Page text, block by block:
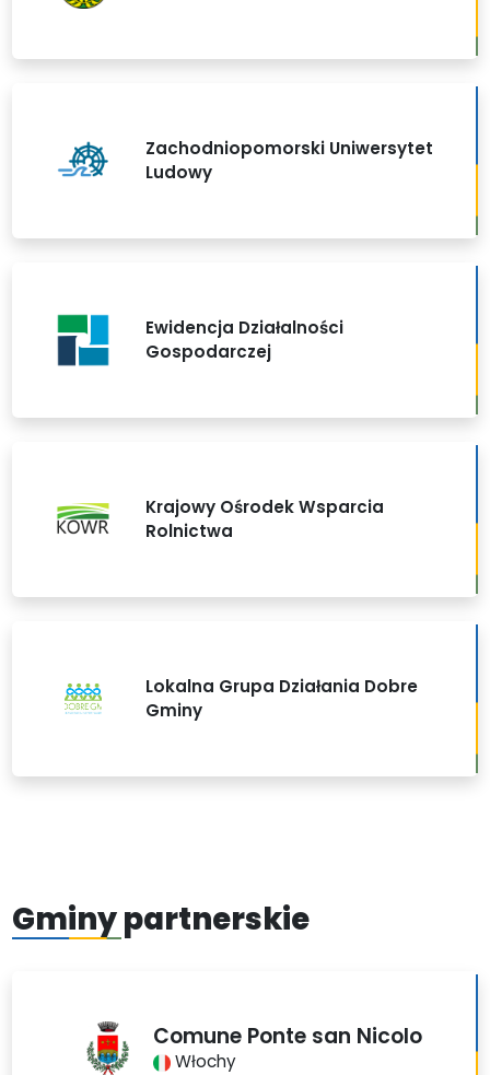
Zachodniopomorski Uniwersytet
Ludowy
Ewidencja Działalności
Gospodarczej
Krajowy Ośrodek Wsparcia
Rolnictwa
Lokalna Grupa Działania Dobre
Gminy
Gminy partnerskie
Comune Ponte san Nicolo
Włochy